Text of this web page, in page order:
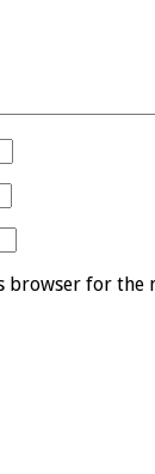
browser for the